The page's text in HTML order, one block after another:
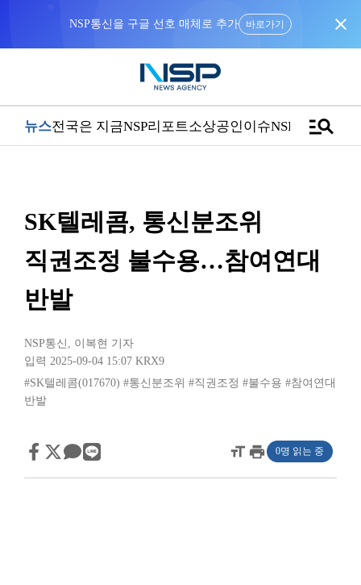
NSP통신을 구글 선호 매체로 추가 바로가기 close
뉴스전국은 지금NSP리포트소상공인이슈NSPTVmanage_search
SK텔레콤, 통신분조위
직권조정 불수용…참여연대
반발
NSP통신 , 이복현 기자
입력 2025-09-04 15:07 KRX9
#SK텔레콤(017670) #통신분조위 #직권조정 #불수용 #참여연대
반발
format_sizeprint 0명 읽는 중